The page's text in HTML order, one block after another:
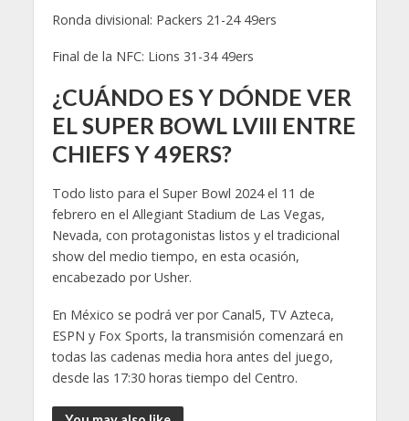
Ronda divisional: Packers 21-24 49ers
Final de la NFC: Lions 31-34 49ers
¿CUÁNDO ES Y DÓNDE VER
EL SUPER BOWL LVIII ENTRE
CHIEFS Y 49ERS?
Todo listo para el Super Bowl 2024 el 11 de
febrero en el Allegiant Stadium de Las Vegas,
Nevada, con protagonistas listos y el tradicional
show del medio tiempo, en esta ocasión,
encabezado por Usher.
En México se podrá ver por Canal5, TV Azteca,
ESPN y Fox Sports, la transmisión comenzará en
todas las cadenas media hora antes del juego,
desde las 17:30 horas tiempo del Centro.